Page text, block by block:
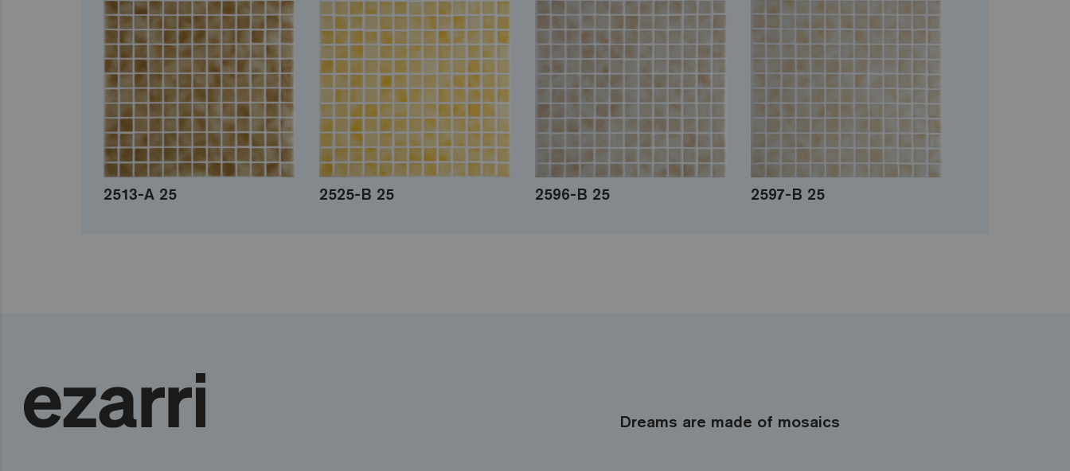
2513-A 25 2525-B 25 2596-B 25 2597-B 25
Dreams are made of mosaics